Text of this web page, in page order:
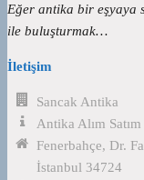
Eğer antika bir eşyaya
ile buluşturmak…
İletişim
Sancak Antika
Antika Alım Satım
Fenerbahçe, Dr.
İstanbul 34724